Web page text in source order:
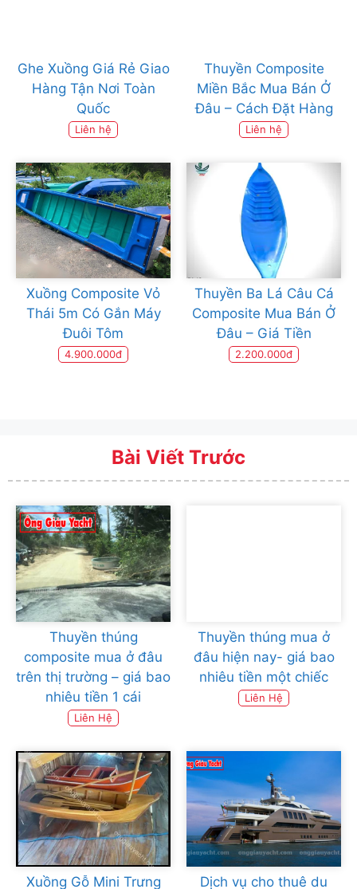
Ghe Xuồng Giá Rẻ Giao
Hàng Tận Nơi Toàn
Quốc
Liên hệ
Thuyền Composite
Miền Bắc Mua Bán Ở
Đâu – Cách Đặt Hàng
Liên hệ
Xuồng Composite Vỏ
Thái 5m Có Gắn Máy
Đuôi Tôm
4.900.000đ
Thuyền Ba Lá Câu Cá
Composite Mua Bán Ở
Đâu – Giá Tiền
2.200.000đ
Bài Viết Trước
Thuyền thúng
composite mua ở đâu
trên thị trường – giá bao
nhiêu tiền 1 cái
Liên Hệ
Thuyền thúng mua ở
đâu hiện nay- giá bao
nhiêu tiền một chiếc
Liên Hệ
Xuồng Gỗ Mini Trưng
Dịch vụ cho thuê du